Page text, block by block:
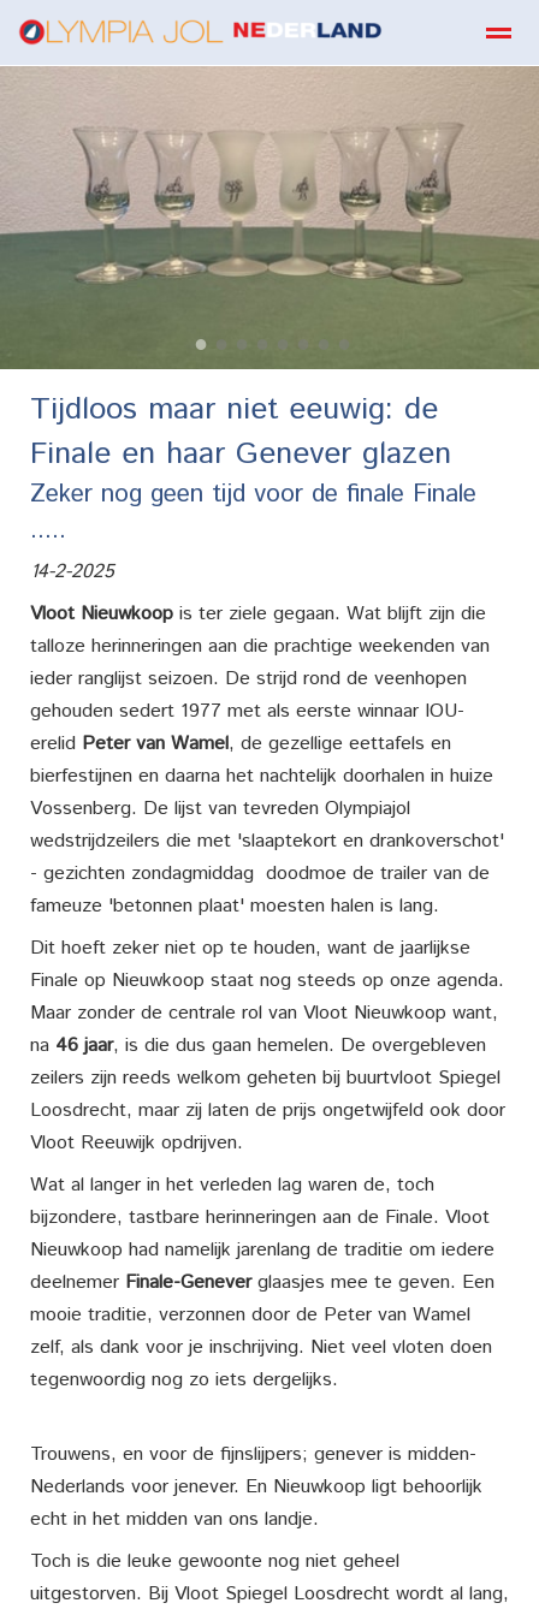
Home Zoeken E-mail Contact
● ● ● ● ● ● ●
Tijdloos maar niet eeuwig: de
Finale en haar Genever glazen
Zeker nog geen tijd voor de finale Finale
.....
14-2-2025
Vloot Nieuwkoop is ter ziele gegaan. Wat blijft zijn die
talloze herinneringen aan die prachtige weekenden van
ieder ranglijst seizoen. De strijd rond de veenhopen
gehouden sedert 1977 met als eerste winnaar IOU-
erelid Peter van Wamel, de gezellige eettafels en
bierfestijnen en daarna het nachtelijk doorhalen in huize
Vossenberg. De lijst van tevreden Olympiajol
wedstrijdzeilers die met 'slaaptekort en drankoverschot'
- gezichten zondagmiddag doodmoe de trailer van de
fameuze 'betonnen plaat' moesten halen is lang.
Dit hoeft zeker niet op te houden, want de jaarlijkse
Finale op Nieuwkoop staat nog steeds op onze agenda.
Maar zonder de centrale rol van Vloot Nieuwkoop want,
na 46 jaar, is die dus gaan hemelen. De overgebleven
zeilers zijn reeds welkom geheten bij buurtvloot Spiegel
Loosdrecht, maar zij laten de prijs ongetwijfeld ook door
Vloot Reeuwijk opdrijven.
Wat al langer in het verleden lag waren de, toch
bijzondere, tastbare herinneringen aan de Finale. Vloot
Nieuwkoop had namelijk jarenlang de traditie om iedere
deelnemer Finale-Geneverglaasjes mee te geven. Een
mooie traditie, verzonnen door de Peter van Wamel
zelf, als dank voor je inschrijving. Niet veel vloten doen
tegenwoordig nog zo iets dergelijks.
Trouwens, en voor de fijnslijpers; genever is midden-
Nederlands voor jenever. En Nieuwkoop ligt behoorlijk
echt in het midden van ons landje.
Toch is die leuke gewoonte nog niet geheel
uitgestorven. Bij Vloot Spiegel Loosdrecht wordt al lang,